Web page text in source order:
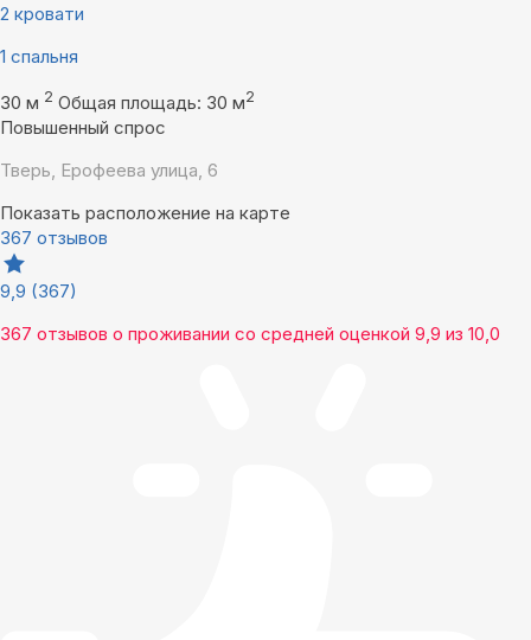
2 кровати
1 спальня
30 м 2 Общая площадь: 30 м2
Повышенный спрос
Тверь, Ерофеева улица, 6
Показать расположение на карте
367 отзывов
9,9 (367)
367 отзывов о проживании со средней оценкой 9,9 из 10,0